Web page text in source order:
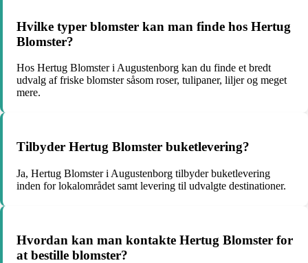
Hvilke typer blomster kan man finde hos Hertug
Blomster?
Hos Hertug Blomster i Augustenborg kan du finde et bredt
udvalg af friske blomster såsom roser, tulipaner, liljer og meget
mere.
Tilbyder Hertug Blomster buketlevering?
Ja, Hertug Blomster i Augustenborg tilbyder buketlevering
inden for lokalområdet samt levering til udvalgte destinationer.
Hvordan kan man kontakte Hertug Blomster for
at bestille blomster?